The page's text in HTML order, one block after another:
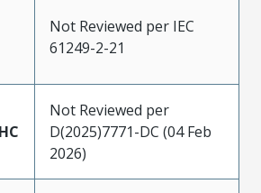
Not Reviewed per IEC
61249-2-21
Not Reviewed per
D(2025)7771-DC (04 Feb
2026)